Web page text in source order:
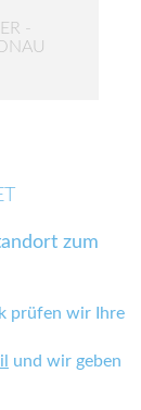
-
zum
prüfen wir Ihre
und wir geben